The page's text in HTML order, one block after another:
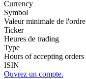
Currency
Symbol
Valeur minimale de l'ordre
Ticker
Heures de trading
Type
Hours of accepting orders
ISIN
Ouvrez un compte.